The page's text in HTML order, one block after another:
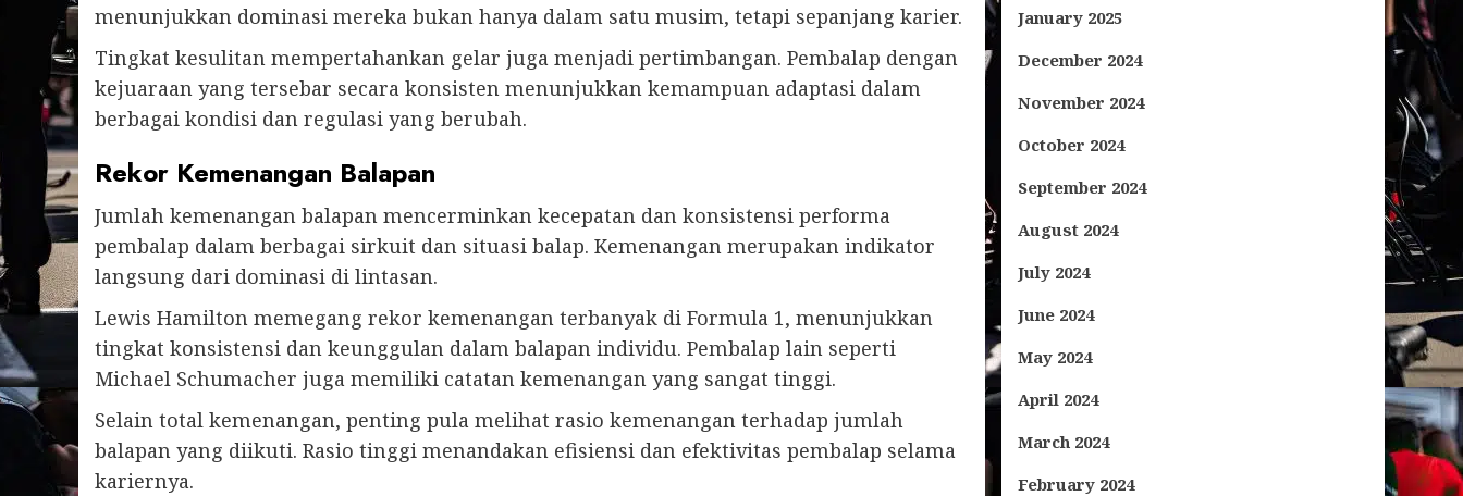
menunjukkan dominasi mereka bukan hanya dalam satu musim, tetapi sepanjang karier.
Tingkat kesulitan mempertahankan gelar juga menjadi pertimbangan. Pembalap dengan
kejuaraan yang tersebar secara konsisten menunjukkan kemampuan adaptasi dalam
berbagai kondisi dan regulasi yang berubah.
Rekor Kemenangan Balapan
Jumlah kemenangan balapan mencerminkan kecepatan dan konsistensi performa
pembalap dalam berbagai sirkuit dan situasi balap. Kemenangan merupakan indikator
langsung dari dominasi di lintasan.
Lewis Hamilton memegang rekor kemenangan terbanyak di Formula 1, menunjukkan
tingkat konsistensi dan keunggulan dalam balapan individu. Pembalap lain seperti
Michael Schumacher juga memiliki catatan kemenangan yang sangat tinggi.
Selain total kemenangan, penting pula melihat rasio kemenangan terhadap jumlah
balapan yang diikuti. Rasio tinggi menandakan efisiensi dan efektivitas pembalap selama
kariernya.
January 2025
December 2024
November 2024
October 2024
September 2024
August 2024
July 2024
June 2024
May 2024
April 2024
March 2024
February 2024